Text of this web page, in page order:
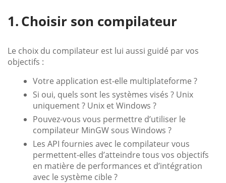
Choisir son compilateur
Le choix du compilateur est lui aussi guidé par vos
objectifs :
Votre application est-elle multiplateforme ?
Si oui, quels sont les systèmes visés ? Unix
uniquement ? Unix et Windows ?
Pouvez-vous vous permettre d’utiliser le
compilateur MinGW sous Windows ?
Les API fournies avec le compilateur vous
permettent-elles d’atteindre tous vos objectifs
en matière de performances et d’intégration
avec le système cible ?